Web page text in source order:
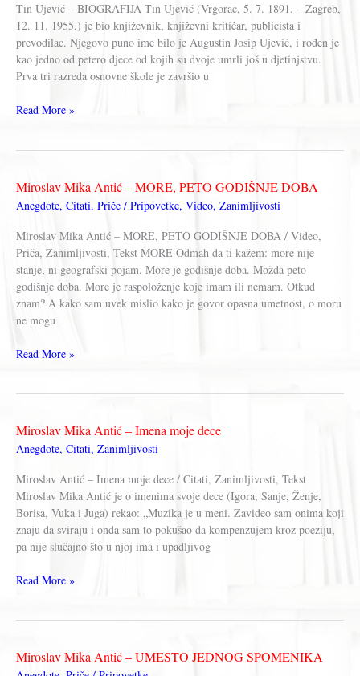
Tin Ujević – BIOGRAFIJA Tin Ujević (Vrgorac, 5. 7. 1891. – Zagreb,
12. 11. 1955.) je bio književnik, književni kritičar, publicista i
prevodilac. Njegovo puno ime bilo je Augustin Josip Ujević, i rođen je
kao jedno od petero djece od kojih su dvoje umrli još u djetinjstvu.
Prva tri razreda osnovne škole je završio u
Tin
Read More »
Miroslav Mika Antić – MORE, PETO GODIŠNJE DOBA
Anegdote, Citati, Priče / Pripovetke, Video, Zanimljivosti
Miroslav Mika Antić – MORE, PETO GODIŠNJE DOBA / Video,
Priča, Zanimljivosti, Tekst MORE Odmah da ti kažem: more nije
stanje, ni geografski pojam. More je godišnje doba. Možda peto
godišnje doba. More je raspoloženje koje imam ili nemam. Otkud
znam? A kako sam uvek mislio kako je govor opasna umetnost, o moru
ne mogu
Miroslav
PETO
GODIŠNJE
Read More »
Miroslav Mika Antić – Imena moje dece
Anegdote, Citati, Zanimljivosti
Miroslav Antić – Imena moje dece / Citati, Zanimljivosti, Tekst
Miroslav Mika Antić je o imenima svoje dece (Igora, Sanje, Ženje,
Borisa, Vuka i Juga) rekao: „Muzika je u meni. Zavideo sam onima koji
znaju da sviraju i onda sam to pokušao da kompenzujem kroz poeziju,
pa nije slučajno što u njoj ima i upadljivog
Miroslav
moje
Read More »
Miroslav Mika Antić – UMESTO JEDNOG SPOMENIKA